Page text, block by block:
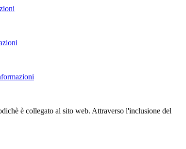
è collegato al sito web. Attraverso l'inclusione del